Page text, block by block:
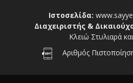
Ιστοσελίδα:
Διαχειριστής &
Κλειώ Στυλιαρά
Αριθμός